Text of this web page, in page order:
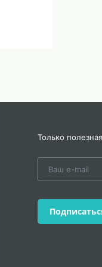
оживит каждую
как говорил Иван
Только